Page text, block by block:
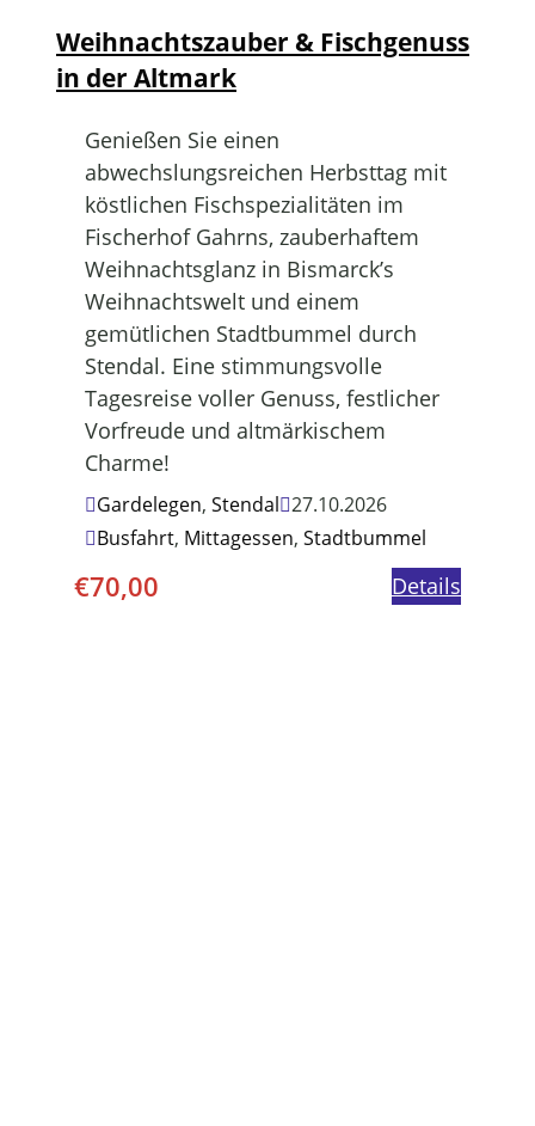
Weihnachtszauber & Fischgenuss
in der Altmark
Genießen Sie einen
abwechslungsreichen Herbsttag mit
köstlichen Fischspezialitäten im
Fischerhof Gahrns, zauberhaftem
Weihnachtsglanz in Bismarck’s
Weihnachtswelt und einem
gemütlichen Stadtbummel durch
Stendal. Eine stimmungsvolle
Tagesreise voller Genuss, festlicher
Vorfreude und altmärkischem
Charme!
Gardelegen, Stendal 27.10.2026
Busfahrt, Mittagessen, Stadtbummel
€70,00 Details